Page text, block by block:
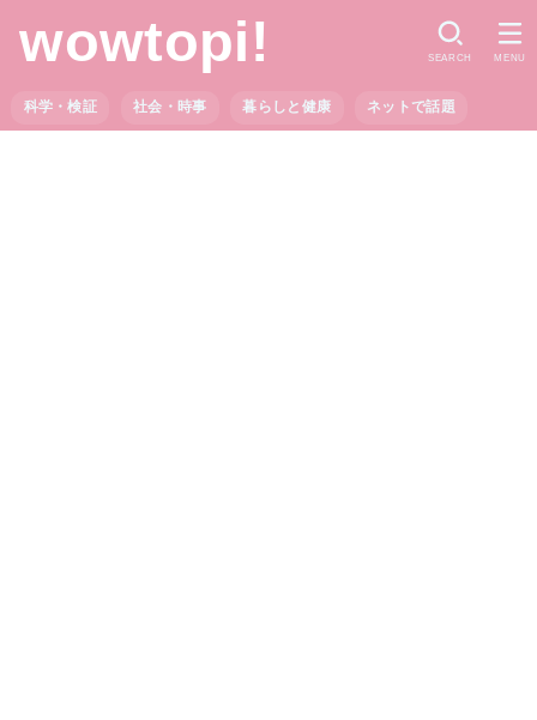
wowtopi!
科学・検証 社会・時事 暮らしと健康 ネットで話題
SEARCH MENU